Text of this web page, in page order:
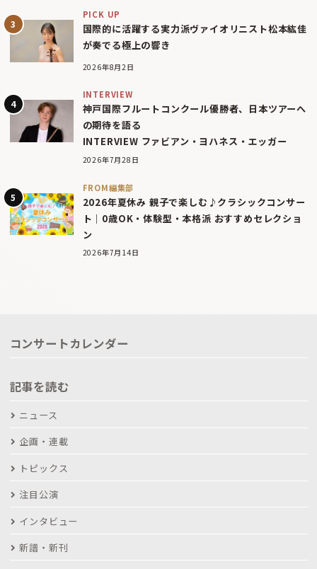
PICK UP
国際的に活躍する実力派ヴァイオリニスト松本紘佳
が奏でる極上の響き
2026年8月2日
INTERVIEW
神戸国際フルートコンクール優勝者、日本ツアーへ
の期待を語る
INTERVIEW ファビアン・ヨハネス・エッガー
2026年7月28日
FROM編集部
2026年夏休み 親子で楽しむ♪クラシックコンサー
ト｜0歳OK・体験型・本格派 おすすめセレクショ
ン
2026年7月14日
コンサートカレンダー
記事を読む
ニュース
企画・連載
トピックス
注目公演
インタビュー
新譜・新刊